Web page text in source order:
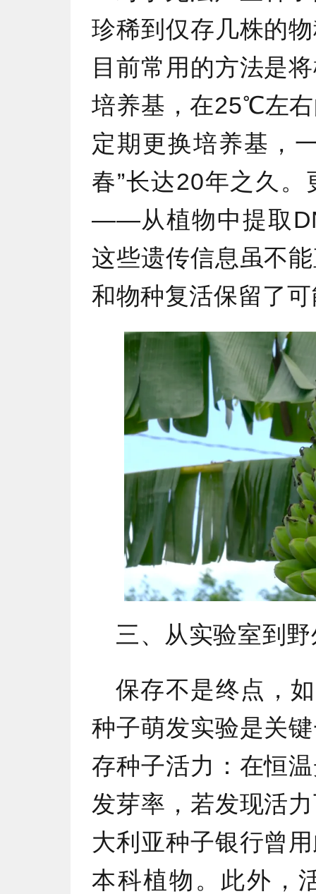
珍稀到仅存几株的
目前常用的方法是
培养基，在25℃左
定期更换培养基，
春”长达20年之久
——从植物中提取
这些遗传信息虽不
和物种复活保留了
三、从实验室到
保存不是终点，
种子萌发实验是关
存种子活力：在恒
发芽率，若发现活
大利亚种子银行曾
本科植物。此外，